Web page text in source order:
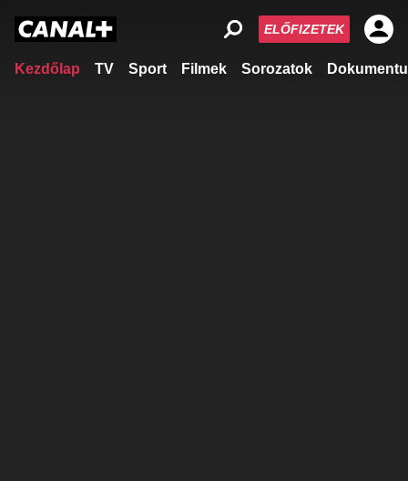
Kezdőlap TV Sport Filmek Sorozatok
ELŐFIZETEK